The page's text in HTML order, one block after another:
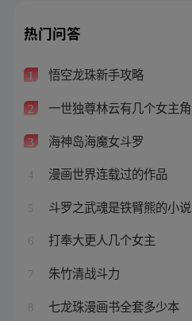
热门问答
1 悟空龙珠新手攻略
2 一世独尊林云有几个女主角
3 海神岛海魔女斗罗
4 漫画世界连载过的作品
5 斗罗之武魂是铁臂熊的小说
6 打奉大更人几个女主
7 朱竹清战斗力
8 七龙珠漫画书全套多少本